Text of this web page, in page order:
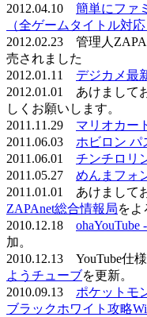
2012.04.10 簡単にファ
（全ゲームタイトル対応
2012.02.23 管理人ZAPA
売されました
2012.01.11 デジカメ最
2012.01.01 あけまして
しくお願いします。
2011.11.29 マリオカー
2011.06.03 ホビロン パ
2011.06.01 チンチロリ
2011.05.27 めんまフォ
2011.01.01 あけまして
ZAPAnet総合情報局をよ
2010.12.18
加。
2010.12.13 YouTube仕
ようチューブを更新。
2010.09.13 ポケットモ
ブラックホワイト攻略